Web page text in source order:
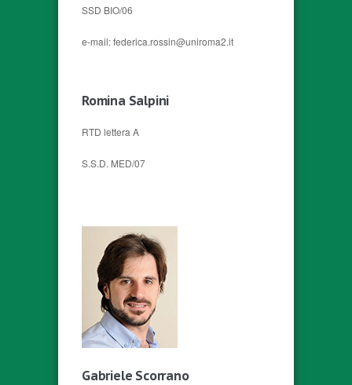
SSD BIO/06
e-mail: federica.rossin@uniroma2.it
Romina Salpini
RTD lettera A
S.S.D. MED/07
Gabriele Scorrano